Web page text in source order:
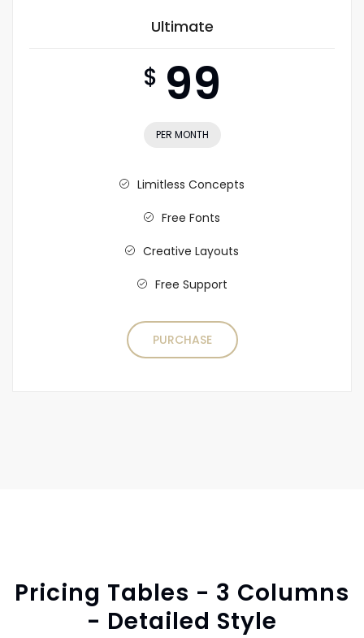
Ultimate
$ 99
PER MONTH
Limitless Concepts
Free Fonts
Creative Layouts
Free Support
PURCHASE
Pricing Tables - 3 Columns
- Detailed Style